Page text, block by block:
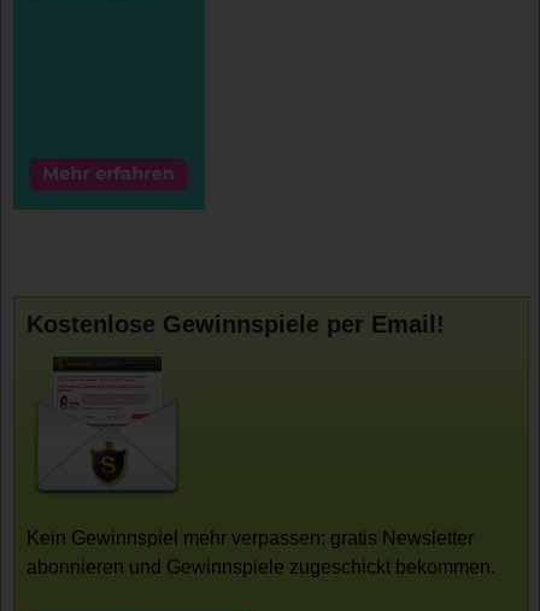
Kostenlose Gewinnspiele per Email!
Kein Gewinnspiel mehr verpassen: gratis Newsletter
abonnieren und Gewinnspiele zugeschickt bekommen.